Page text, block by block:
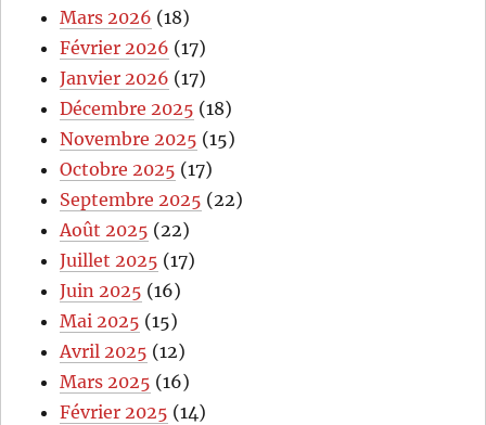
Mars 2026 (18)
Février 2026 (17)
Janvier 2026 (17)
Décembre 2025 (18)
Novembre 2025 (15)
Octobre 2025 (17)
Septembre 2025 (22)
Août 2025 (22)
Juillet 2025 (17)
Juin 2025 (16)
Mai 2025 (15)
Avril 2025 (12)
Mars 2025 (16)
Février 2025 (14)